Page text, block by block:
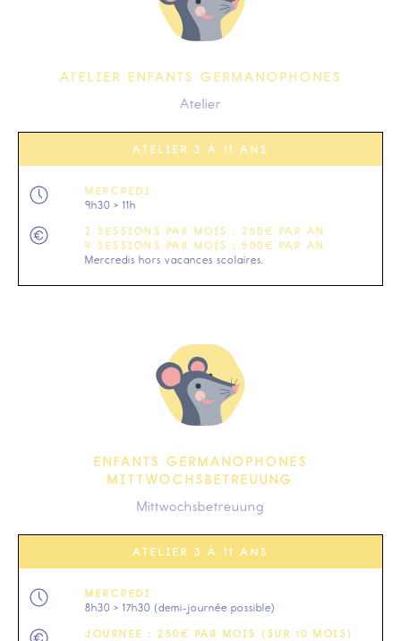
ATELIER ENFANTS GERMANOPHONES
Atelier
ATELIER 3 À 11 ANS
MERCREDI
9h30 > 11h
2 SESSIONS PAR MOIS : 250€ PAR AN
4 SESSIONS PAR MOIS : 500€ PAR AN
Mercredis hors vacances scolaires.
ENFANTS GERMANOPHONES
MITTWOCHSBETREUUNG
Mittwochsbetreuung
ATELIER 3 À 11 ANS
MERCREDI
8h30 > 17h30 (demi-journée possible)
JOURNEE : 250€ PAR MOIS (SUR 10 MOIS)